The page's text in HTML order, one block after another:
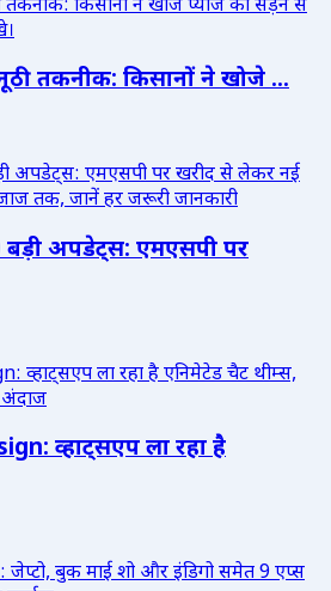
तकनीक: किसानों ने खोजे ...
बड़ी अपडेट्स: एमएसपी पर
व्हाट्सएप ला रहा है